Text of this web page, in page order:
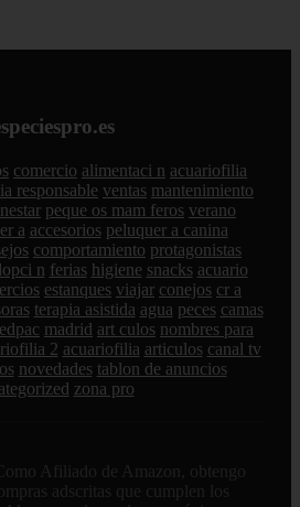
comercio alimentaci n acuariofilia
responsable ventas mantenimiento
peque os mam feros verano
a accesorios peluquer a canina
comportamiento protagonistas
n ferias higiene snacks acuario
estanques viajar conejos cr a
terapia asistida agua peces camas
madrid art culos nombres para
2 acuariofilia articulos canal tv
novedades tablon de anuncios
zona pro
Afiliado de Amazon, obtengo
adscritas que cumplen los